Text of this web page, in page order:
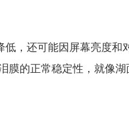
，还可能因屏幕亮度和
的正常稳定性，就像湖